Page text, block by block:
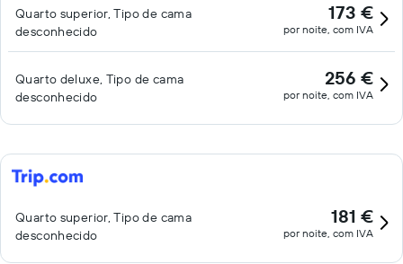
Quarto superior, Tipo de cama
desconhecido
173 €
por noite, com IVA
Quarto deluxe, Tipo de cama
desconhecido
256 €
por noite, com IVA
Quarto superior, Tipo de cama
desconhecido
181 €
por noite, com IVA